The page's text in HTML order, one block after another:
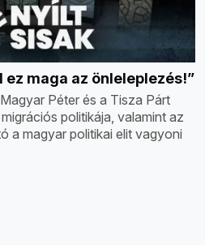
ez maga az önleleplezés!”
Péter és a Tisza Párt
politikája, valamint az
a magyar politikai elit vagyoni